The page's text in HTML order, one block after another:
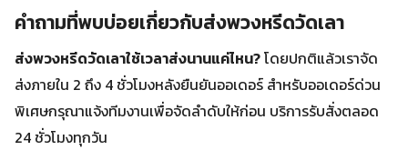
คำถามที่พบบ่อยเกี่ยวกับส่งพวงหรีดวัดเลา
ส่งพวงหรีดวัดเลาใช้เวลาส่งนานแค่ไหน?โดยปกติแล้วเราจัด
ส่งภายใน 2 ถึง 4 ชั่วโมงหลังยืนยันออเดอร์ สำหรับออเดอร์ด่วน
พิเศษกรุณาแจ้งทีมงานเพื่อจัดลำดับให้ก่อน บริการรับสั่งตลอด
24 ชั่วโมงทุกวัน